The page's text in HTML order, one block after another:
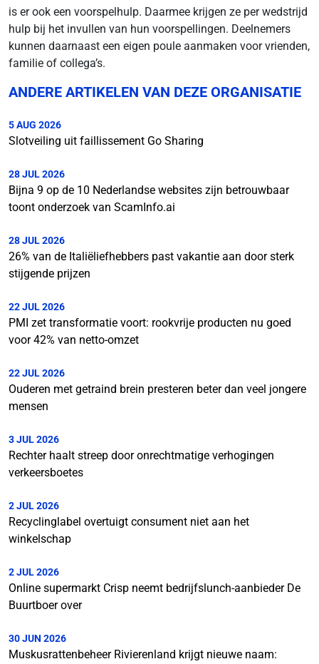
is er ook een voorspelhulp. Daarmee krijgen ze per wedstrijd
hulp bij het invullen van hun voorspellingen. Deelnemers
kunnen daarnaast een eigen poule aanmaken voor vrienden,
familie of collega’s.
ANDERE ARTIKELEN VAN DEZE ORGANISATIE
5 AUG 2026
Slotveiling uit faillissement Go Sharing
28 JUL 2026
Bijna 9 op de 10 Nederlandse websites zijn betrouwbaar
toont onderzoek van ScamInfo.ai
28 JUL 2026
26% van de Italiëliefhebbers past vakantie aan door sterk
stijgende prijzen
22 JUL 2026
PMI zet transformatie voort: rookvrije producten nu goed
voor 42% van netto-omzet
22 JUL 2026
Ouderen met getraind brein presteren beter dan veel jongere
mensen
3 JUL 2026
Rechter haalt streep door onrechtmatige verhogingen
verkeersboetes
2 JUL 2026
Recyclinglabel overtuigt consument niet aan het
winkelschap
2 JUL 2026
Online supermarkt Crisp neemt bedrijfslunch-aanbieder De
Buurtboer over
30 JUN 2026
Muskusrattenbeheer Rivierenland krijgt nieuwe naam: